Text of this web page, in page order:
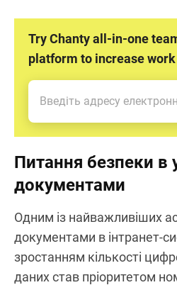
Try Chanty all-in-one
platform to increase
Питання безпеки в
документами
Одним із найважливіших
документами в інтранет-
зростанням кількості
даних став пріоритетом